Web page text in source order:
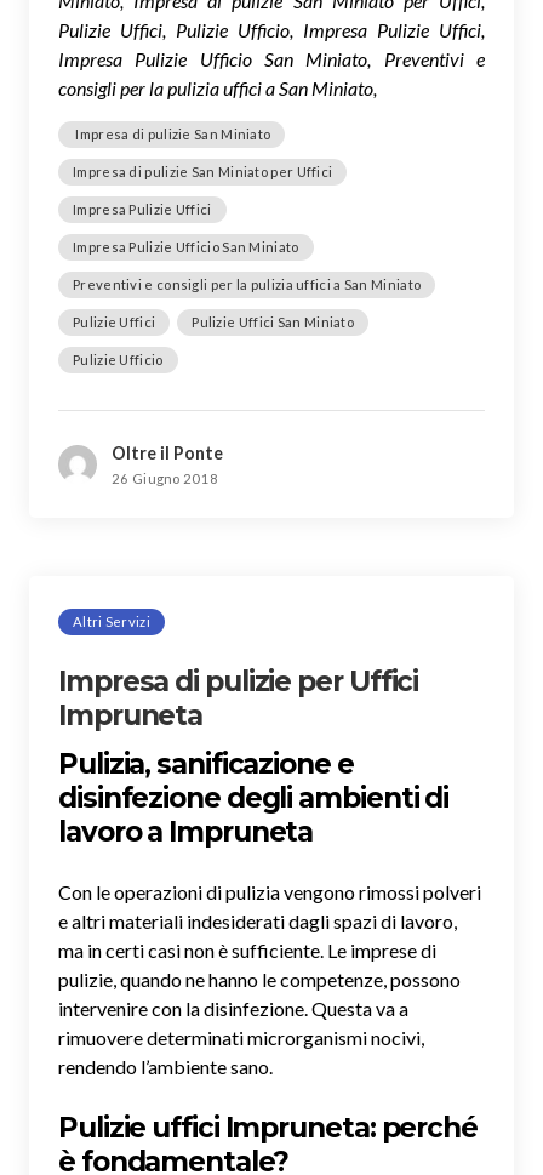
Pulizie Uffici, Pulizie Ufficio, Impresa Pulizie Uffici,
Impresa Pulizie Ufficio San Miniato, Preventivi e
consigli per la pulizia uffici a San Miniato,
Impresa di pulizie San Miniato
Impresa di pulizie San Miniato per Uffici
Impresa Pulizie Uffici
Impresa Pulizie Ufficio San Miniato
Preventivi e consigli per la pulizia uffici a San Miniato
Pulizie Uffici Pulizie Uffici San Miniato
Pulizie Ufficio
Oltre il Ponte
26 Giugno 2018
Altri Servizi
Impresa di pulizie per Uffici
Impruneta
Pulizia, sanificazione e
disinfezione degli ambienti di
lavoro a Impruneta
Con le operazioni di pulizia vengono rimossi polveri
e altri materiali indesiderati dagli spazi di lavoro,
ma in certi casi non è sufficiente. Le imprese di
pulizie, quando ne hanno le competenze, possono
intervenire con la disinfezione. Questa va a
rimuovere determinati microrganismi nocivi,
rendendo l’ambiente sano.
Pulizie uffici Impruneta: perché
è fondamentale?